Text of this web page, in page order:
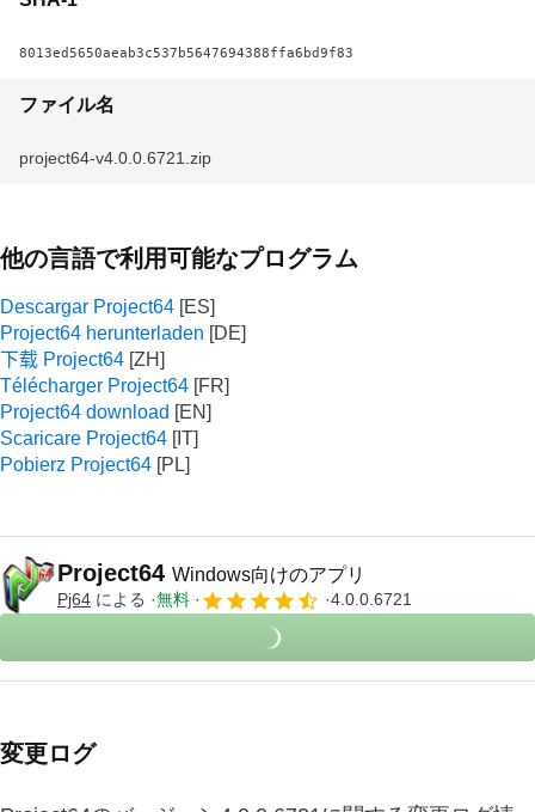
8013ed5650aeab3c537b5647694388ffa6bd9f83
ファイル名
project64-v4.0.0.6721.zip
他の言語で利用可能なプログラム
Descargar Project64
Project64 herunterladen
下载 Project64
Télécharger Project64
Project64 download
Scaricare Project64
Pobierz Project64
Project64 Windows向けのアプリ
Pj64 による 無料 4.0.0.6721
変更ログ